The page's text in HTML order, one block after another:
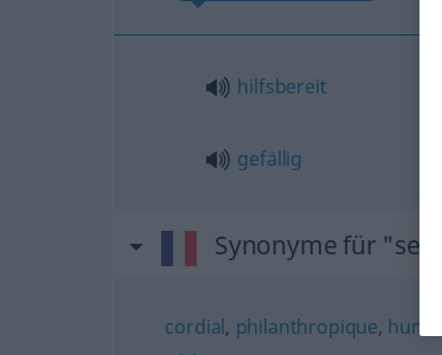
hilfsbereit
gefällig
Synonyme für
cordial, philanthropique, humain